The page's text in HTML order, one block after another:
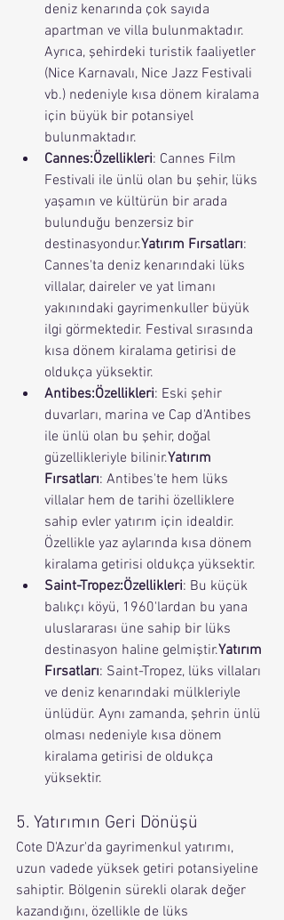
deniz kenarında çok sayıda
apartman ve villa bulunmaktadır.
Ayrıca, şehirdeki turistik faaliyetler
(Nice Karnavalı, Nice Jazz Festivali
vb.) nedeniyle kısa dönem kiralama
için büyük bir potansiyel
bulunmaktadır.
Cannes:Özellikleri: Cannes Film
Festivali ile ünlü olan bu şehir, lüks
yaşamın ve kültürün bir arada
bulunduğu benzersiz bir
destinasyondur.Yatırım Fırsatları:
Cannes'ta deniz kenarındaki lüks
villalar, daireler ve yat limanı
yakınındaki gayrimenkuller büyük
ilgi görmektedir. Festival sırasında
kısa dönem kiralama getirisi de
oldukça yüksektir.
Antibes:Özellikleri: Eski şehir
duvarları, marina ve Cap d'Antibes
ile ünlü olan bu şehir, doğal
güzellikleriyle bilinir.Yatırım
Fırsatları: Antibes'te hem lüks
villalar hem de tarihi özelliklere
sahip evler yatırım için idealdir.
Özellikle yaz aylarında kısa dönem
kiralama getirisi oldukça yüksektir.
Saint-Tropez:Özellikleri: Bu küçük
balıkçı köyü, 1960'lardan bu yana
uluslararası üne sahip bir lüks
destinasyon haline gelmiştir.Yatırım
Fırsatları: Saint-Tropez, lüks villaları
ve deniz kenarındaki mülkleriyle
ünlüdür. Aynı zamanda, şehrin ünlü
olması nedeniyle kısa dönem
kiralama getirisi de oldukça
yüksektir.
5. Yatırımın Geri Dönüşü
Cote D'Azur'da gayrimenkul yatırımı,
uzun vadede yüksek getiri potansiyeline
sahiptir. Bölgenin sürekli olarak değer
kazandığını, özellikle de lüks